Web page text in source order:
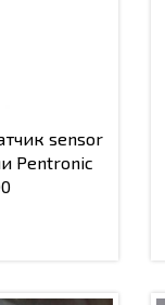
sensor
Pentronic